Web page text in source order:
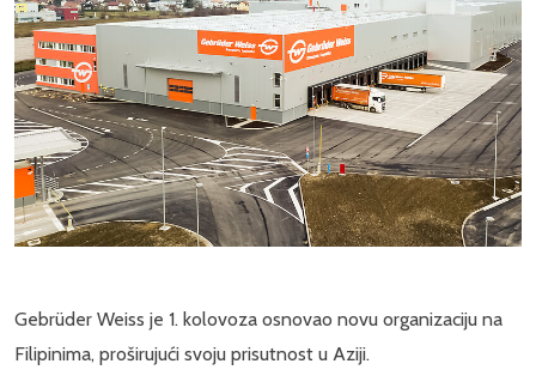
Gebrüder Weiss je 1. kolovoza osnovao novu organizaciju na
Filipinima, proširujući svoju prisutnost u Aziji.